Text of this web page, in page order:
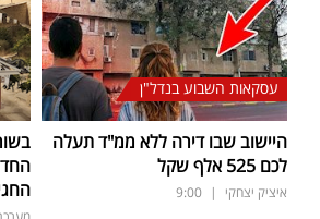
עסקאות השבוע בנדל"ן
היישוב שבו דירה ללא ממ"ד תעלה
לכם 525 אלף שקל
איציק יצחקי |
9:00